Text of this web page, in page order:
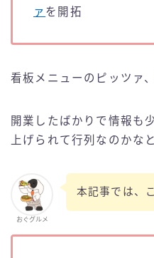
ァ を開拓
看板メニューのピッツァ
開業したばかりで情報も
上げられて行列なのかな
おぐグルメ
本記事では、